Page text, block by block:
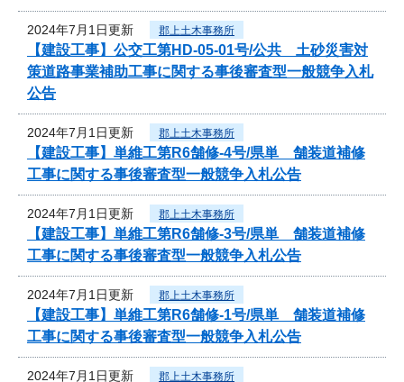
2024年7月1日更新 郡上土木事務所
【建設工事】公交工第HD-05-01号/公共 土砂災害対
策道路事業補助工事に関する事後審査型一般競争入札
公告
2024年7月1日更新 郡上土木事務所
【建設工事】単維工第R6舗修-4号/県単 舗装道補修
工事に関する事後審査型一般競争入札公告
2024年7月1日更新 郡上土木事務所
【建設工事】単維工第R6舗修-3号/県単 舗装道補修
工事に関する事後審査型一般競争入札公告
2024年7月1日更新 郡上土木事務所
【建設工事】単維工第R6舗修-1号/県単 舗装道補修
工事に関する事後審査型一般競争入札公告
2024年7月1日更新 郡上土木事務所